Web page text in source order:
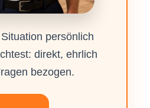
persönlich
direkt, ehrlich
bezogen.